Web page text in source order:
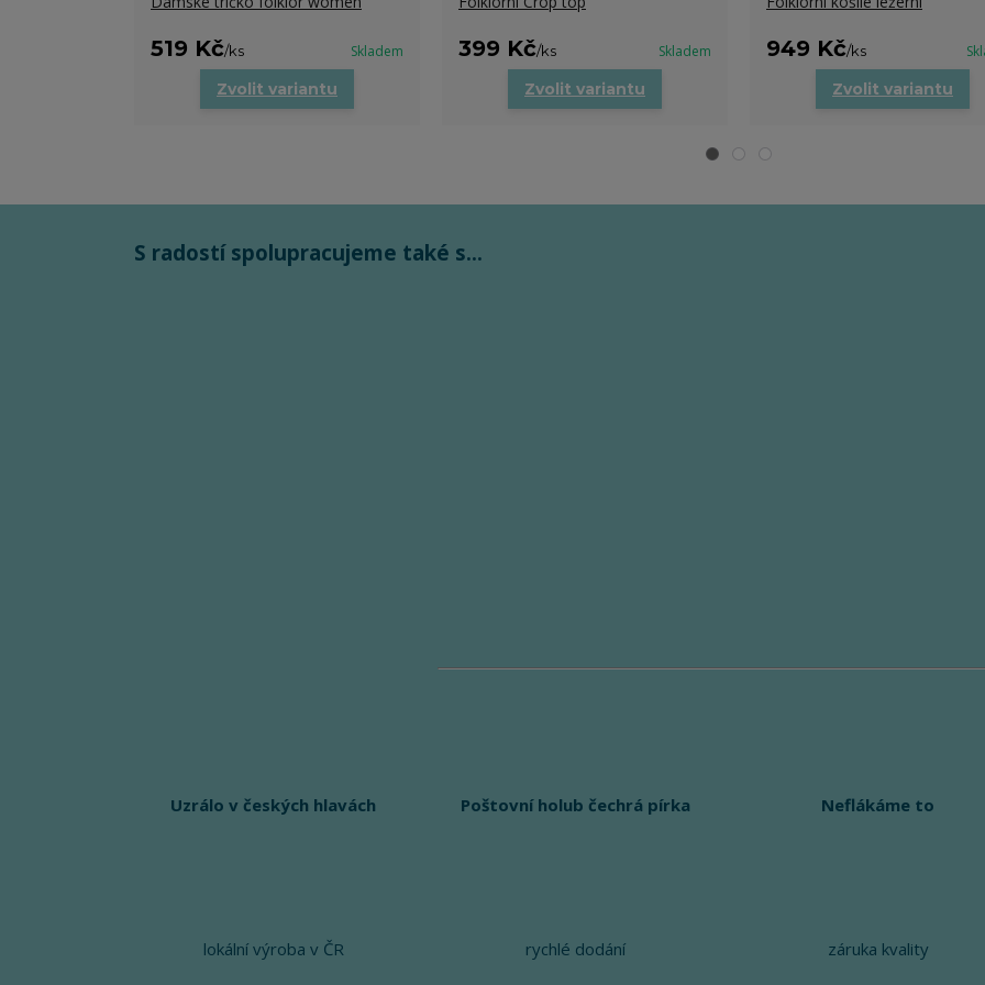
519 Kč/ks Skladem
Zvolit variantu
399 Kč/ks Skladem
Zvolit variantu
949 Kč/ks
Zvolit variantu
S radostí spolupracujeme také s...
Uzrálo v českých hlavách
lokální výroba v ČR
Poštovní holub čechrá pírka
rychlé dodání
Neflákáme to
záruka kvality